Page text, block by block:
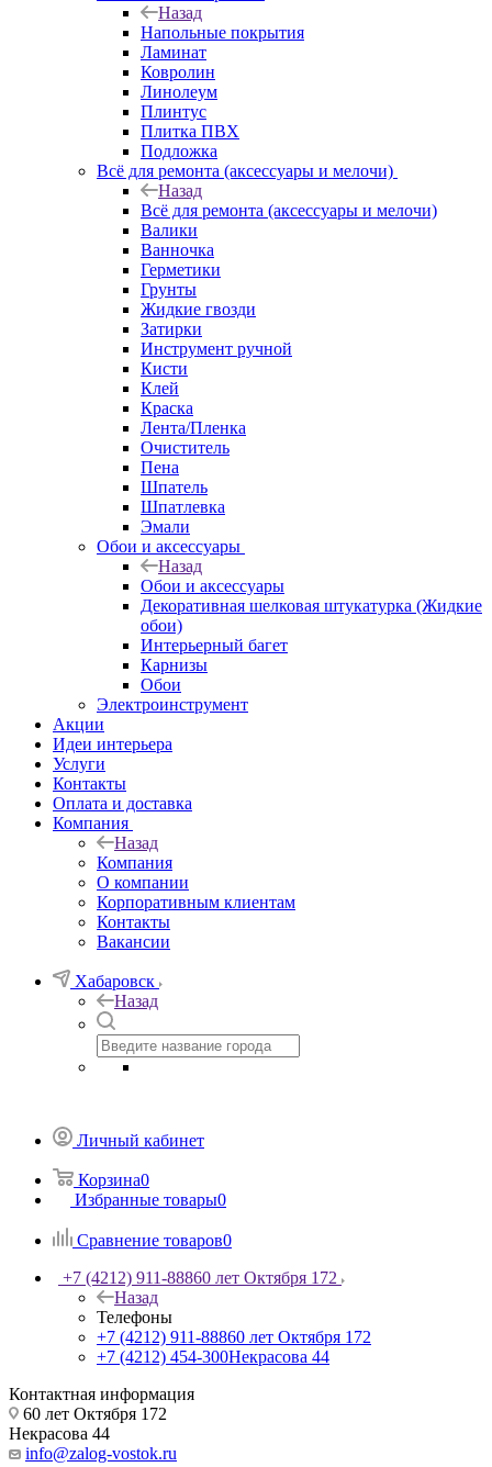
Назад
Напольные покрытия
Ламинат
Ковролин
Линолеум
Плинтус
Плитка ПВХ
Подложка
Всё для ремонта (аксессуары и мелочи)
Назад
Всё для ремонта (аксессуары и мелочи)
Валики
Ванночка
Герметики
Грунты
Жидкие гвозди
Затирки
Инструмент ручной
Кисти
Клей
Краска
Лента/Пленка
Очиститель
Пена
Шпатель
Шпатлевка
Эмали
Обои и аксессуары
Назад
Обои и аксессуары
Декоративная шелковая штукатурка (Жидкие
обои)
Интерьерный багет
Карнизы
Обои
Электроинструмент
Акции
Идеи интерьера
Услуги
Контакты
Оплата и доставка
Компания
Назад
Компания
О компании
Корпоративным клиентам
Контакты
Вакансии
Хабаровск
Назад
Личный кабинет
Корзина0
Избранные товары0
Сравнение товаров0
+7 (4212) 911-88860 лет Октября 172
Назад
Телефоны
+7 (4212) 911-88860 лет Октября 172
+7 (4212) 454-300Некрасова 44
Контактная информация
60 лет Октября 172
Некрасова 44
info@zalog-vostok.ru